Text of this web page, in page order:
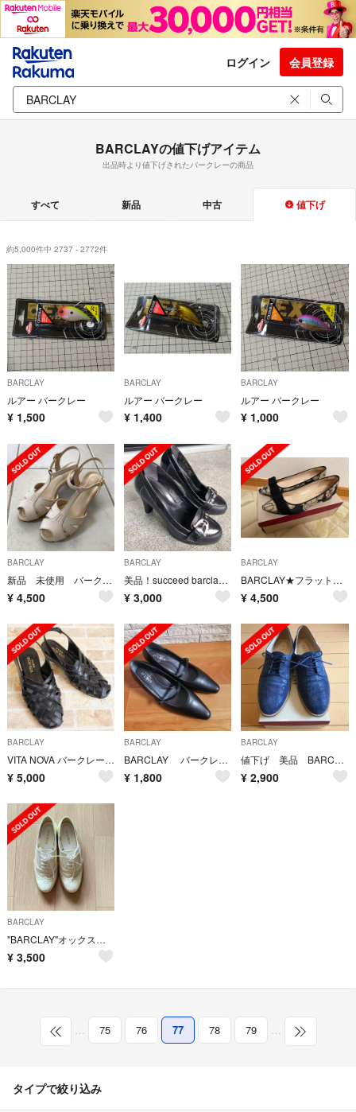
ログイン 会員登録
BARCLAYの値下げアイテム
出品時より値下げされたバークレーの商品
すべて 新品 中古 値下げ
約5,000件中 2737 - 2772件
BARCLAY
ルアー バークレー
¥ 1,500
BARCLAY
ルアー バークレー
¥ 1,400
BARCLAY
ルアー バークレー
¥ 1,000
BARCLAY
新品 未使用 バークレー サンダル 23.5 本革 ベージュ パンプス
¥ 4,500
BARCLAY
美品！succeed barclay 天然皮革パンプス 23cm
¥ 3,000
BARCLAY
BARCLAY★フラットシューズ
¥ 4,500
BARCLAY
VITA NOVA バークレー ☆ 編み込みレザー サンダル 22.5 EEE
¥ 5,000
BARCLAY
BARCLAY バークレー パンプス 23 cm 就活 受験 冠婚葬祭
¥ 1,800
BARCLAY
値下げ 美品 BARCLAY レースアップ シューズ ネイビー
¥ 2,900
BARCLAY
"BARCLAY"オックスフォードシューズ22.5cm
¥ 3,500
… 75 76 77 78 79 …
タイプで絞り込み